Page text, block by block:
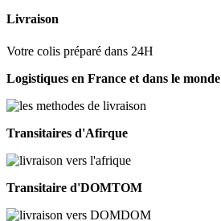
Livraison
Votre colis préparé dans 24H
Logistiques en France et dans le monde
Transitaires d'Afirque
Transitaire d'DOMTOM